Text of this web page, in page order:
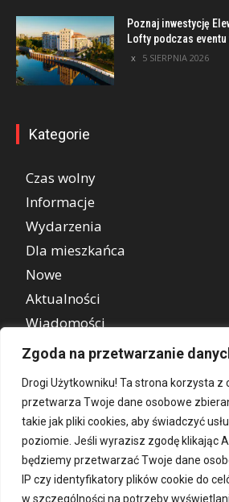
Zgoda na przetwarzanie
Drogi Użytkowniku! Ta strona korzysta z
przetwarza Twoje dane osobowe
takie jak pliki cookies, aby świadczyć
poziomie. Jeśli wyrazisz zgodę klikając
będziemy przetwarzać Twoje dane
IP czy identyfikatory plików cookie do
w szczególności na potrzeby
Poznaj inwestycję
Lofty podczas
5 SIERPNIA 2026
Kategorie
Czas wolny
Informacje
Wydarzenia
Dla mieszkańca
Nowe
Aktualności
Wiadomości
REKLAMA